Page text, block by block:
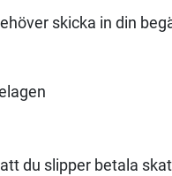
skicka in din
du slipper betala